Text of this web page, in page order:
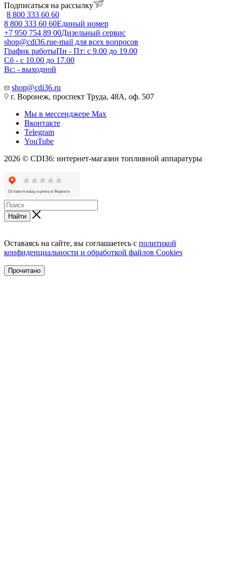
Подписаться на рассылку
8 800 333 60 60
8 800 333 60 60Единый номер
+7 950 754 89 00Дизельный сервис
shop@cdi36.rue-mail для всех вопросов
График работыПн - Пт: с 9.00 до 19.00
Сб - с 10.00 до 17.00
Вс: - выходной
shop@cdi36.ru
г. Воронеж, проспект Труда, 48А, оф. 507
Мы в мессенджере Max
Вконтакте
Telegram
YouTube
2026 © CDI36: интернет-магазин топливной аппаратуры
Найти
Оставаясь на сайте, вы соглашаетесь с политикой
конфиденциальности и обработкой файлов Cookies
Прочитано